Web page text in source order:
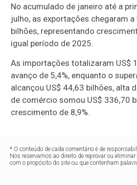
No acumulado de janeiro até a
julho, as exportações chegaram a
bilhões, representando
igual período de 2025.
As importações totalizaram US$
avanço de 5,4%, enquanto o
alcançou US$ 44,63 bilhões, alta
de comércio somou US$ 336,70
crescimento de 8,9%.
* O conteúdo de cada comentário é de
Nos reservamos ao direito de reprovar ou
com o propósito do site ou que contenham